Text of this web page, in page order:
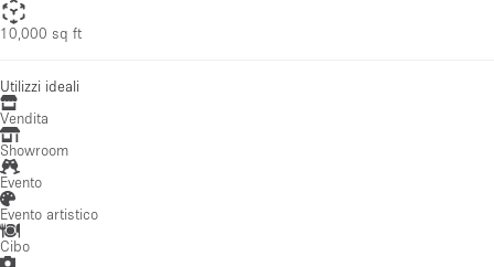
10,000 sq ft
Utilizzi ideali
Vendita
Showroom
Evento
Evento artistico
Cibo